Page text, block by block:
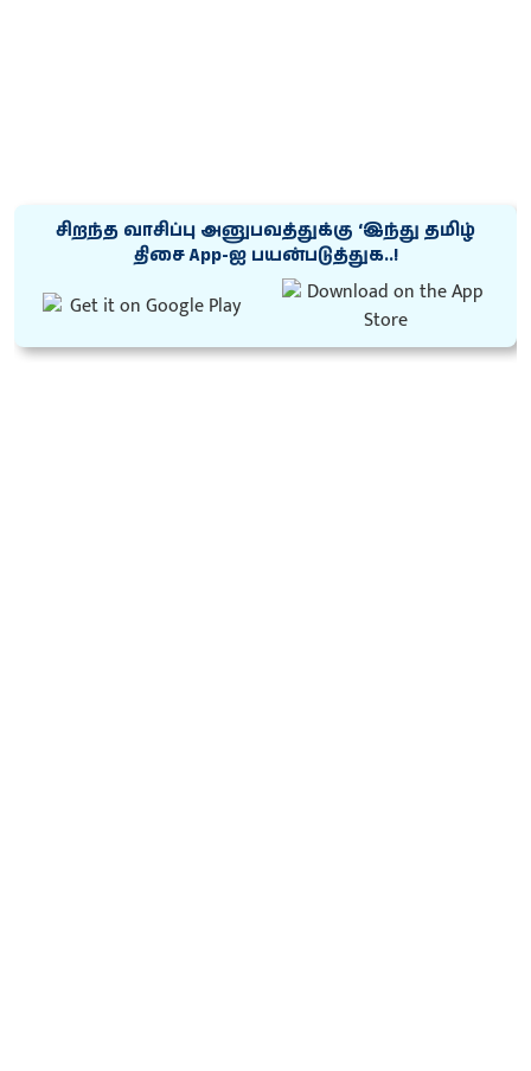
சிறந்த வாசிப்பு அனுபவத்துக்கு ‘இந்து தமிழ்
திசை App-ஐ பயன்படுத்துக..!